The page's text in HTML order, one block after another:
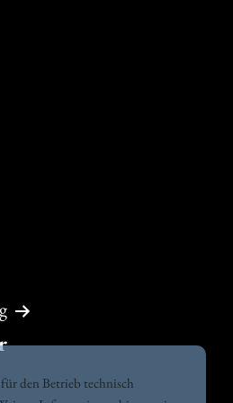
den Betrieb technisch